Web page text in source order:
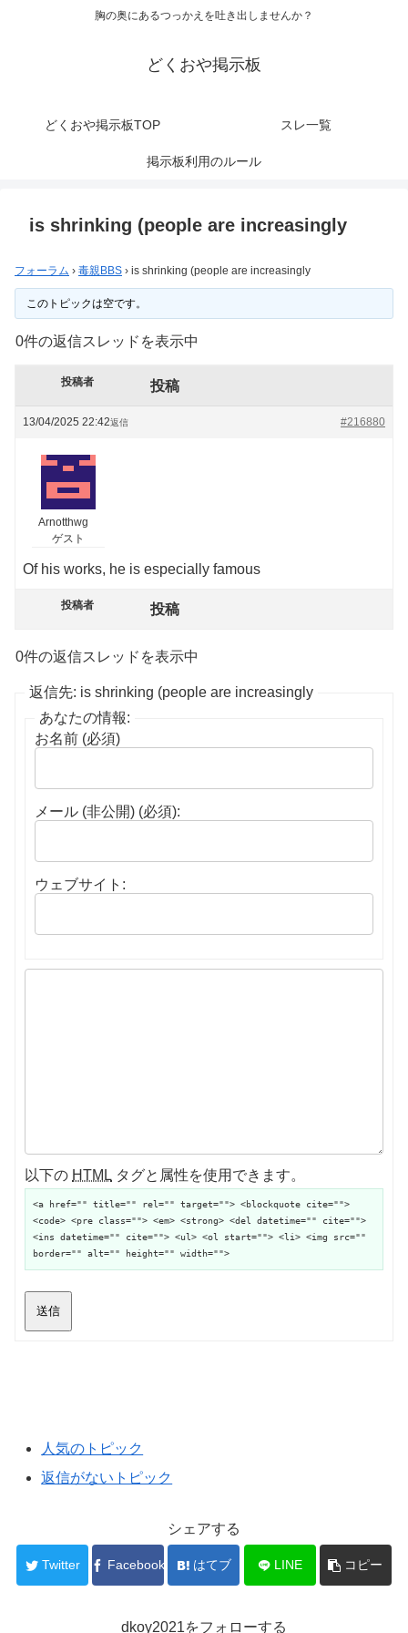
胸の奥にあるつっかえを吐き出しませんか？
どくおや掲示板
どくおや掲示板TOP スレ一覧
掲示板利用のルール
is shrinking (people are increasingly
フォーラム › 毒親BBS › is shrinking (people are increasingly
このトピックは空です。
0件の返信スレッドを表示中
投稿者 投稿
13/04/2025 22:42 #216880
返信
Arnotthwg
ゲスト
Of his works, he is especially famous
投稿者 投稿
0件の返信スレッドを表示中
返信先: is shrinking (people are increasingly
あなたの情報:
お名前 (必須)
メール (非公開) (必須):
ウェブサイト:
以下の HTML タグと属性を使用できます。
<a href="" title="" rel="" target=""> <blockquote cite="">
<code> <pre class=""> <em> <strong> <del datetime="" cite="">
<ins datetime="" cite=""> <ul> <ol start=""> <li> <img src=""
border="" alt="" height="" width="">
送信
人気のトピック
返信がないトピック
シェアする
Twitter Facebook はてブ LINE コピー
dkoy2021をフォローする